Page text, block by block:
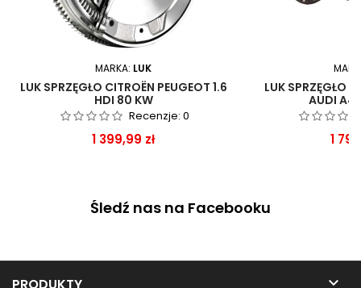
MARKA: LUK
LUK SPRZĘGŁO CITROËN PEUGEOT 1.6
HDI 80 KW
Recenzje: 0
Cena
1 399,99 zł
LUK SPRZĘGŁO
AUDI A4
1
Śledź nas na Facebooku
